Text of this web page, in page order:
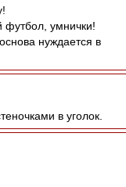
футбол, умнички!
нуждается в
в уголок.